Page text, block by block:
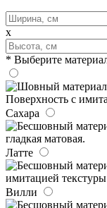
x
* Выберите
Сахара
Латте
Вилли